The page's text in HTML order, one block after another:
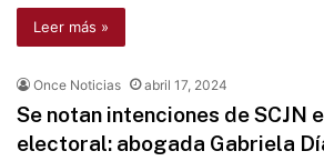
Leer más »
Once Noticias abril 17, 2024
Se notan intenciones de SCJN
electoral: abogada Gabriela